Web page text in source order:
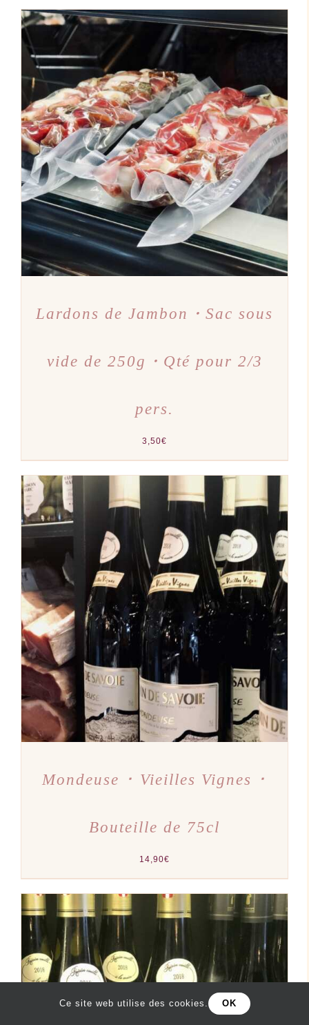
AJOUTER AU PANIER
/
DÉTAILS
Lardons de Jambon・Sac sous
vide de 250g・Qté pour 2/3
pers.
3,50€
AJOUTER AU PANIER
/
DÉTAILS
Mondeuse ･ Vieilles Vignes ･
Bouteille de 75cl
14,90€
Ce site web utilise des cookies. OK